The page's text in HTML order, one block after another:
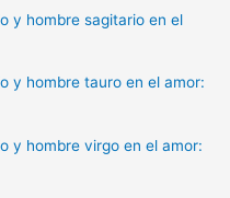
y hombre sagitario en el
y hombre tauro en el amor:
y hombre virgo en el amor: